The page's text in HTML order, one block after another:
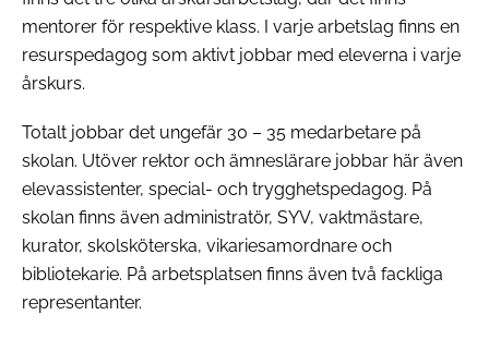
mentorer för respektive klass. I varje arbetslag finns en
resurspedagog som aktivt jobbar med eleverna i varje
årskurs.
Totalt jobbar det ungefär 30 – 35 medarbetare på
skolan. Utöver rektor och ämneslärare jobbar här även
elevassistenter, special- och trygghetspedagog. På
skolan finns även administratör, SYV, vaktmästare,
kurator, skolsköterska, vikariesamordnare och
bibliotekarie. På arbetsplatsen finns även två fackliga
representanter.